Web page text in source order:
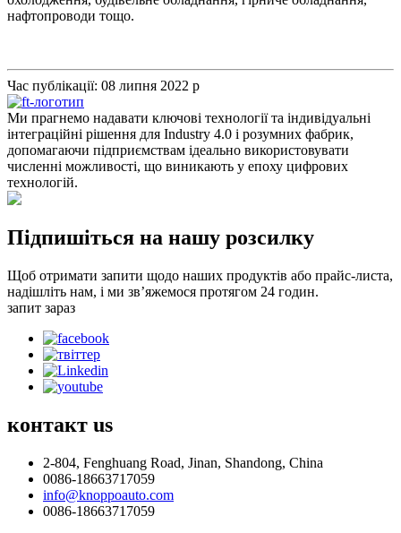
нафтопроводи тощо.
Час публікації: 08 липня 2022 р
Ми прагнемо надавати ключові технології та індивідуальні
інтеграційні рішення для Industry 4.0 і розумних фабрик,
допомагаючи підприємствам ідеально використовувати
численні можливості, що виникають у епоху цифрових
технологій.
Підпишіться на нашу розсилку
Щоб отримати запити щодо наших продуктів або прайс-листа,
надішліть нам, і ми зв’яжемося протягом 24 годин.
запит зараз
контакт us
2-804, Fenghuang Road, Jinan, Shandong, China
0086-18663717059
info@knoppoauto.com
0086-18663717059